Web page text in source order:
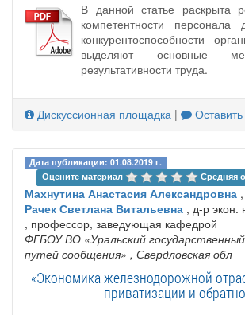
В данной статье раскрыта
компетентности
конкурентоспособности
выделяют основные
результативности труда.
Дискуссионная площадка |
Дата публикации: 01.08.2019 г.
Оцените материал
Средняя
Махнутина Анастасия Александровна
Рачек Светлана Витальевна , д-р экон.
, профессор, заведующая кафедрой
ФГБОУ ВО «Уральский
путей сообщения» , Свердловская обл
«Экономика железнодорожной
приватизации и